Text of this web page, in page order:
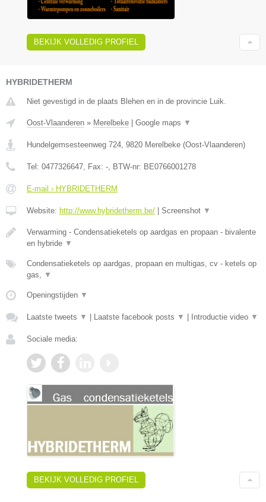
BEKIJK VOLLEDIG PROFIEL
HYBRIDETHERM
Niet gevestigd in de plaats Blehen en in de provincie Luik.
Oost-Vlaanderen » Merelbeke | Google maps ▼
Hundelgemsesteenweg 724 9820 Merelbeke (Oost-Vlaanderen)
Tel: 0477326647 , Fax: - , BTW-nr: BE0766001278
E-mail › HYBRIDETHERM
Website: http://www.hybridetherm.be/ | Screenshot ▼
Verwarming - Condensatieketels op aardgas en propaan - bivalente
en hybride ▼
Condensatieketels op aardgas, propaan en multigas, cv - ketels op
gas,
▼
Openingstijden ▼
Laatste tweets ▼ | Laatste facebook posts ▼ | Introductie video ▼
Sociale media:
BEKIJK VOLLEDIG PROFIEL